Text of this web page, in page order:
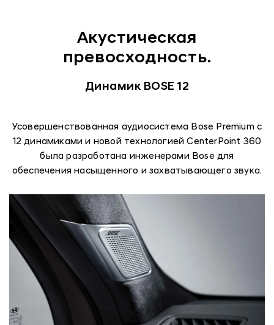
Акустическая
превосходность.
Динамик BOSE 12
Усовершенствованная аудиосистема Bose Premium с
12 динамиками и новой технологией CenterPoint 360
была разработана инженерами Bose для
обеспечения насыщенного и захватывающего звука.